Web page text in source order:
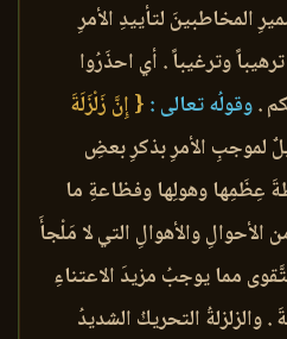
المخاطبينَ لتأييدِ الأمرِ
وترغيباً . أي احذَرُوا
.وقولُه تعالى : { إِنَّ زَلْزَلَةَ
لموجبِ الأمرِ بذكرِ بعضِ
عِظَمِها وهولِها وفظاعةِ ما
والأهوالِ التي لا مَلْجأَ
مما يوجبُ مزيدَ الاعتناءِ
. والزلزلةُ التحريكُ الشديدُ